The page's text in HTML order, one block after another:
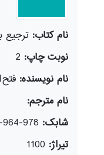
نام کتاب: ترجیع
نوبت چاپ: 2
نام نویسنده:
نام مترجم:
شابک: 978-964-9340-142
تیراژ: 1100